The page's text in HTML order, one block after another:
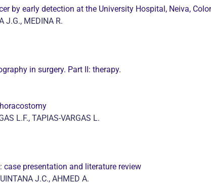
by early detection at the University Hospital, Neiva,
J.G., MEDINA R.
in surgery. Part II: therapy.
L.F., TAPIAS-VARGAS L.
case presentation and literature review
J.C., AHMED A.